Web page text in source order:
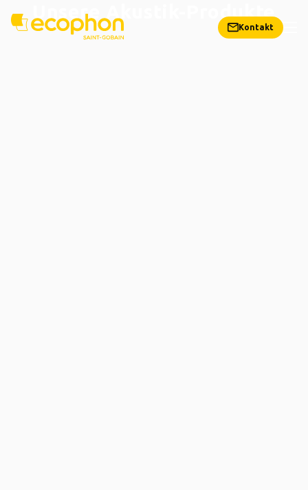
Kontakt
Unsere Akustik-Produkte